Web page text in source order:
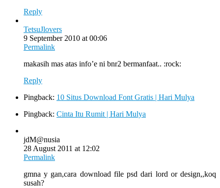
Reply
TetsuJlovers
9 September 2010 at 00:06
Permalink
makasih mas atas info’e ni bnr2 bermanfaat.. :rock:
Reply
Pingback: 10 Situs Download Font Gratis | Hari Mulya
Pingback: Cinta Itu Rumit | Hari Mulya
jdM@nusia
28 August 2011 at 12:02
Permalink
gmna y gan,cara download file psd dari lord or design,,koq
susah?